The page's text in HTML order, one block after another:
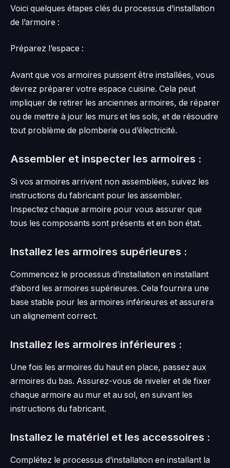
Voici quelques étapes clés du processus d’installation
de l’armoire :
Préparez l’espace :
Avant que vos armoires puissent être installées, vous
devrez préparer votre espace cuisine. Cela peut
impliquer de retirer les anciennes armoires, de réparer
ou de mettre à jour les murs et les sols, et de résoudre
tout problème de plomberie ou d’électricité.
Assembler et inspecter les armoires :
Si vos armoires arrivent non assemblées, suivez les
instructions du fabricant pour les assembler.
Inspectez chaque armoire pour vous assurer que
tous les composants sont présents et en bon état.
Installez les armoires supérieures :
Commencez le processus d’installation en installant
d’abord les armoires supérieures. Cela fournira une
base stable pour les armoires inférieures et assurera
un alignement correct.
Installez les armoires inférieures :
Une fois les armoires du haut en place, passez aux
armoires du bas. Assurez-vous de niveler et de fixer
chaque armoire au mur et au sol, en suivant les
instructions du fabricant.
Installez le matériel et les accessoires :
Complétez le processus d’installation en installant la